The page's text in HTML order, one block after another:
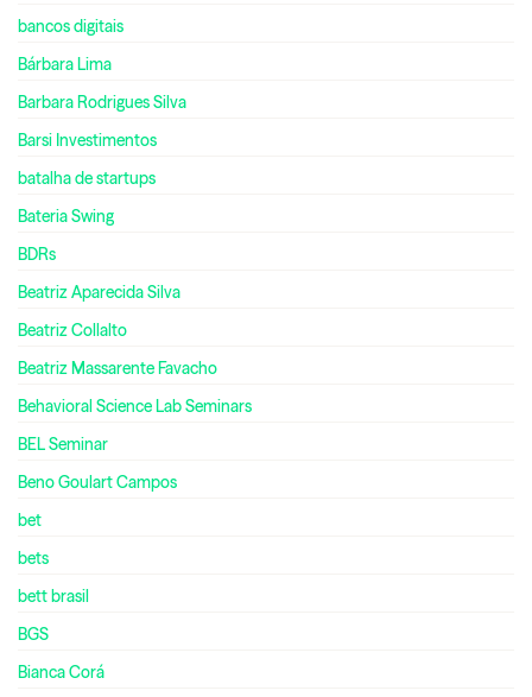
bancos digitais
Bárbara Lima
Barbara Rodrigues Silva
Barsi Investimentos
batalha de startups
Bateria Swing
BDRs
Beatriz Aparecida Silva
Beatriz Collalto
Beatriz Massarente Favacho
Behavioral Science Lab Seminars
BEL Seminar
Beno Goulart Campos
bet
bets
bett brasil
BGS
Bianca Corá